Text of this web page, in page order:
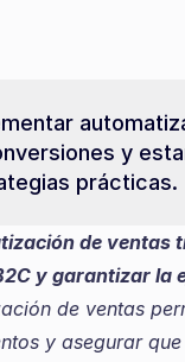
y
prácticas.
de
y garantizar la
de ventas
y asegurar